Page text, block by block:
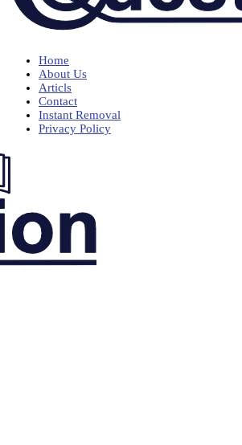
Home
About Us
Articls
Contact
Instant Removal
Privacy Policy